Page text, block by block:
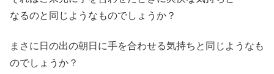
なるのと同じようなものでしょうか？
まさに日の出の朝日に手を合わせる気持ちと同じようなも
のでしょうか？